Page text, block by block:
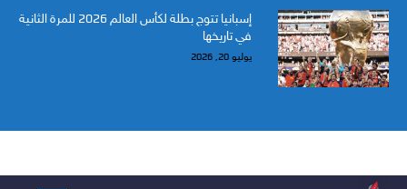
إسبانيا تتوج بطلة لكأس العالم 2026 للمرة الثانية
في تاريخها
يوليو 20, 2026